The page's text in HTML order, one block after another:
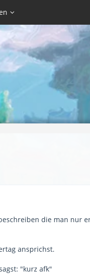
die man nur
ansprichst.
"kurz afk"